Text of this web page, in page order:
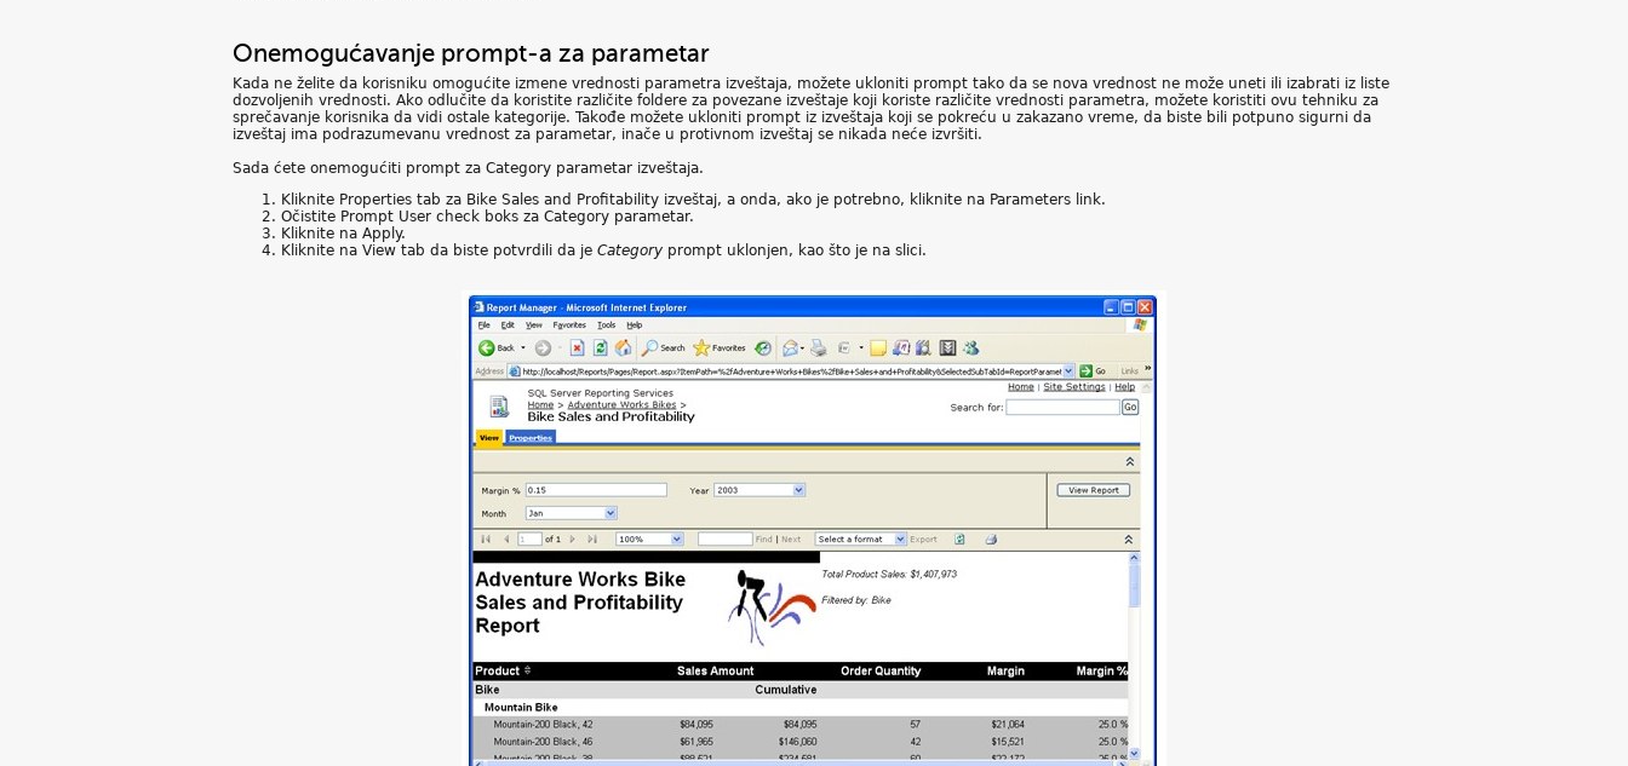
Onemogućavanje prompt-a za parametar
Kada ne želite da korisniku omogućite izmene vrednosti parametra izveštaja, možete ukloniti prompt tako da se nova vrednost ne može uneti ili izabrati iz liste
dozvoljenih vrednosti. Ako odlučite da koristite različite foldere za povezane izveštaje koji koriste različite vrednosti parametra, možete koristiti ovu tehniku za
sprečavanje korisnika da vidi ostale kategorije. Takođe možete ukloniti prompt iz izveštaja koji se pokreću u zakazano vreme, da biste bili potpuno sigurni da
izveštaj ima podrazumevanu vrednost za parametar, inače u protivnom izveštaj se nikada neće izvršiti.
Sada ćete onemogućiti prompt za Category parametar izveštaja.
Kliknite Properties tab za Bike Sales and Profitability izveštaj, a onda, ako je potrebno, kliknite na Parameters link.
Očistite Prompt User check boks za Category parametar.
Kliknite na Apply.
Kliknite na View tab da biste potvrdili da je Category prompt uklonjen, kao što je na slici.